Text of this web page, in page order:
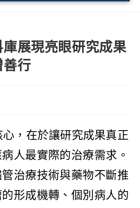
展現亮眼研究成果
善行
，在於讓研究成果真正
人最實際的治療需求。
治療技術與藥物不斷推
形成機轉、個別病人的